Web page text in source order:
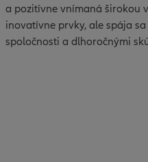
a pozitívne vnímaná širokou
inovatívne prvky, ale spája
spoločnosti a dlhoročnými